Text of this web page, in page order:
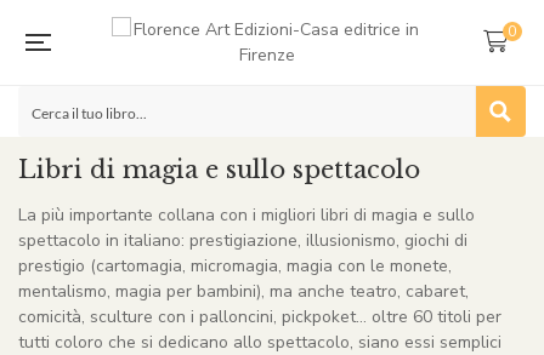
0
Libri di magia e sullo spettacolo
La più importante collana con i migliori libri di magia e sullo
spettacolo in italiano: prestigiazione, illusionismo, giochi di
prestigio (cartomagia, micromagia, magia con le monete,
mentalismo, magia per bambini), ma anche teatro, cabaret,
comicità, sculture con i palloncini, pickpoket… oltre 60 titoli per
tutti coloro che si dedicano allo spettacolo, siano essi semplici